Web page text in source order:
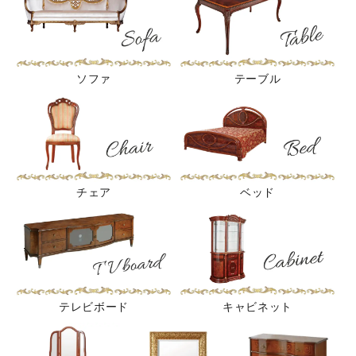
ソファ テーブル
チェア ベッド
テレビボード キャビネット